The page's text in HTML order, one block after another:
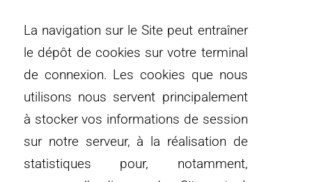
La navigation sur le Site peut entraîner
le dépôt de cookies sur votre terminal
de connexion. Les cookies que nous
utilisons nous servent principalement
à stocker vos informations de session
sur notre serveur, à la réalisation de
statistiques pour, notamment,